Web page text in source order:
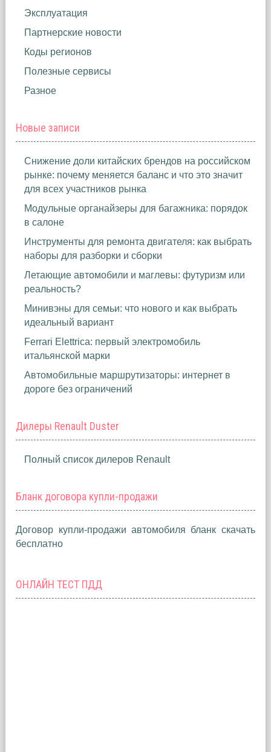
Эксплуатация
Партнерские новости
Коды регионов
Полезные сервисы
Разное
Новые записи
Снижение доли китайских брендов на российском
рынке: почему меняется баланс и что это значит
для всех участников рынка
Модульные органайзеры для багажника: порядок
в салоне
Инструменты для ремонта двигателя: как выбрать
наборы для разборки и сборки
Летающие автомобили и маглевы: футуризм или
реальность?
Минивэны для семьи: что нового и как выбрать
идеальный вариант
Ferrari Elettrica: первый электромобиль
итальянской марки
Автомобильные маршрутизаторы: интернет в
дороге без ограничений
Дилеры Renault Duster
Полный список дилеров Renault
Бланк договора купли-продажи
Договор купли-продажи автомобиля бланк скачать
бесплатно
ОНЛАЙН ТЕСТ ПДД